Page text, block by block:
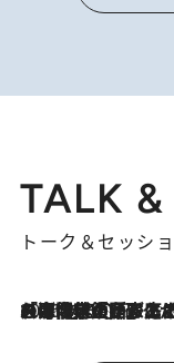
TALK &
トーク＆セッシ
2026.8.3
「今後値上げがあるとすれば…」「リスクがあるのは今年の冬」エネルギー専門家が語る、ホルムズ海峡封鎖が家庭にもたらす“ある心配”